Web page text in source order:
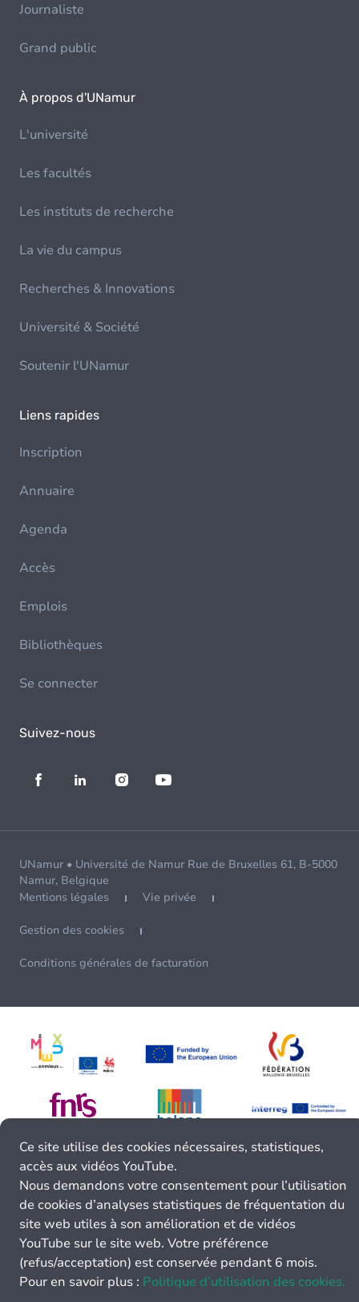
Journaliste
Grand public
À propos d'UNamur
L'université
Les facultés
Les instituts de recherche
La vie du campus
Recherches & Innovations
Université & Société
Soutenir l'UNamur
Liens rapides
Inscription
Annuaire
Agenda
Accès
Emplois
Bibliothèques
Se connecter
Suivez-nous
UNamur • Université de Namur Rue de Bruxelles 61, B-5000
Namur, Belgique
Mentions légales
Vie privée
Gestion des cookies
Conditions générales de facturation
Ce site utilise des cookies nécessaires, statistiques,
accès aux vidéos YouTube.
Nous demandons votre consentement pour l’utilisation
de cookies d’analyses statistiques de fréquentation du
site web utiles à son amélioration et de vidéos
YouTube sur le site web. Votre préférence
(refus/acceptation) est conservée pendant 6 mois.
Pour en savoir plus : Politique d’utilisation des cookies.